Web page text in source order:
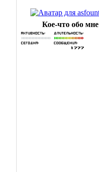
Кое-что обо мне